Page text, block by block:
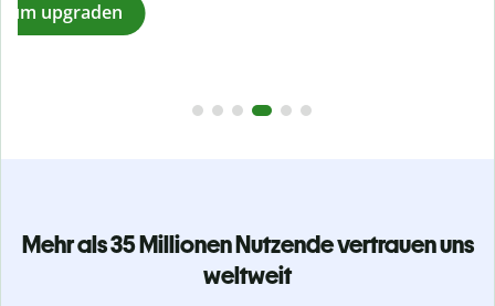
Mehr als 35 Millionen Nutzende vertrauen uns
weltweit